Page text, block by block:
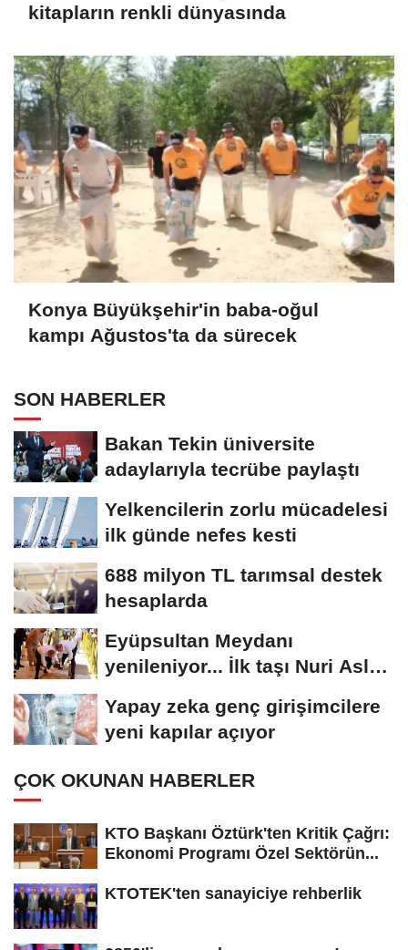
kitapların renkli dünyasında
Konya Büyükşehir'in baba-oğul
kampı Ağustos'ta da sürecek
SON HABERLER
Bakan Tekin üniversite
adaylarıyla tecrübe paylaştı
Yelkencilerin zorlu mücadelesi
ilk günde nefes kesti
688 milyon TL tarımsal destek
hesaplarda
Eyüpsultan Meydanı
yenileniyor... İlk taşı Nuri Aslan
Yapay zeka genç girişimcilere
yeni kapılar açıyor
ÇOK OKUNAN HABERLER
KTO Başkanı Öztürk'ten Kritik Çağrı:
Ekonomi Programı Özel Sektörün...
KTOTEK'ten sanayiciye rehberlik